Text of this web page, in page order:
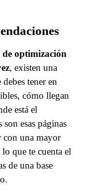
de optimización
, existen una
debes tener en
cómo llegan
está el
esas páginas
con una mayor
que te cuenta el
de una base